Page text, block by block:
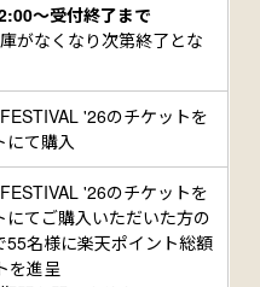
〜受付終了まで
がなくなり次第終了とな
'26のチケットを
にて購入
'26のチケットを
にてご購入いただいた方の
55名様に楽天ポイント総額
を進呈